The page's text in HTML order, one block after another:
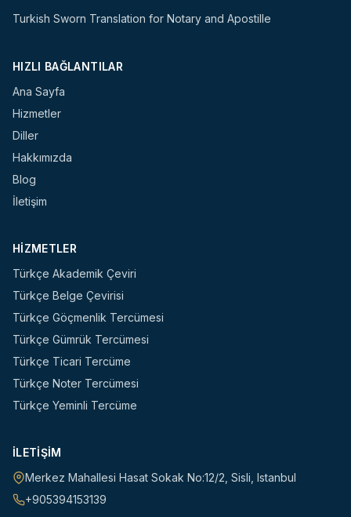
Turkish Sworn Translation for Notary and Apostille
HIZLI BAĞLANTILAR
Ana Sayfa
Hizmetler
Diller
Hakkımızda
Blog
İletişim
HIZMETLER
Türkçe Akademik Çeviri
Türkçe Belge Çevirisi
Türkçe Göçmenlik Tercümesi
Türkçe Gümrük Tercümesi
Türkçe Ticari Tercüme
Türkçe Noter Tercümesi
Türkçe Yeminli Tercüme
İLETIŞIM
Merkez Mahallesi Hasat Sokak No:12/2 Sisli Istanbul
+905394153139